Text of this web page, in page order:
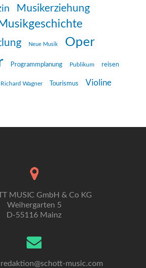
Musikerziehung
Musikgeschichte
Neue Musik Oper
Programmplanung Publikum reisen
Richard Wagner Tourismus Violine
MUSIC GmbH & Co KG
Weihergarten 5
D-55116 Mainz
music.com